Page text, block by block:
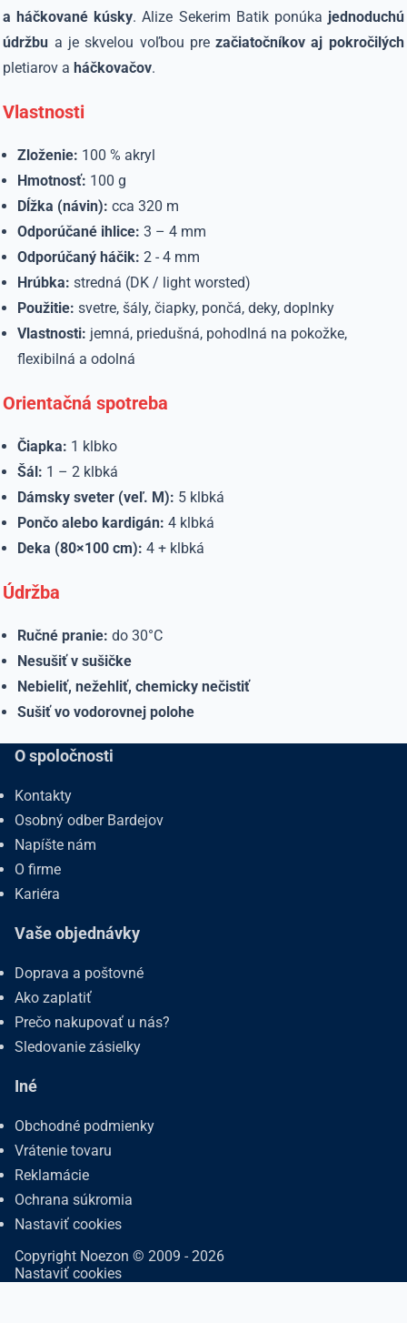
a háčkované kúsky. Alize Sekerim Batik ponúka jednoduchú
údržbu a je skvelou voľbou prezačiatočníkov aj pokročilých
pletiarov aháčkovačov.
Vlastnosti
Zloženie: 100 % akryl
Hmotnosť: 100 g
Dĺžka (návin): cca 320 m
Odporúčané ihlice: 3 – 4 mm
Odporúčaný háčik: 2 - 4 mm
Hrúbka: stredná (DK / light worsted)
Použitie: svetre, šály, čiapky, pončá, deky, doplnky
Vlastnosti: jemná, priedušná, pohodlná na pokožke,
flexibilná a odolná
Orientačná spotreba
Čiapka: 1 klbko
Šál: 1 – 2 klbká
Dámsky sveter (veľ. M): 5 klbká
Pončo alebo kardigán: 4 klbká
Deka (80×100 cm): 4 + klbká
Údržba
Ručné pranie: do 30°C
Nesušiť v sušičke
Nebieliť, nežehliť, chemicky nečistiť
Sušiť vo vodorovnej polohe
O spoločnosti
Kontakty
Osobný odber Bardejov
Napíšte nám
O firme
Kariéra
Vaše objednávky
Doprava a poštovné
Ako zaplatiť
Prečo nakupovať u nás?
Sledovanie zásielky
Iné
Obchodné podmienky
Vrátenie tovaru
Reklamácie
Ochrana súkromia
Nastaviť cookies
Copyright Noezon © 2009 - 2026
Nastaviť cookies